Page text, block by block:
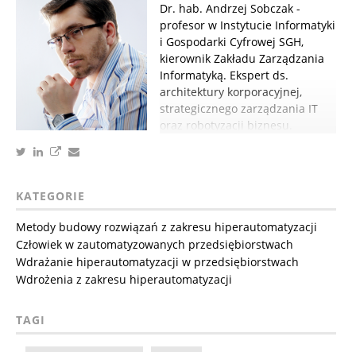
Dr. hab. Andrzej Sobczak -
profesor w Instytucie Informatyki
i Gospodarki Cyfrowej SGH,
kierownik Zakładu Zarządzania
Informatyką. Ekspert ds.
architektury korporacyjnej,
strategicznego zarządzania IT
oraz robotyzacji biznesu.
KATEGORIE
Metody budowy rozwiązań z zakresu hiperautomatyzacji
Człowiek w zautomatyzowanych przedsiębiorstwach
Wdrażanie hiperautomatyzacji w przedsiębiorstwach
Wdrożenia z zakresu hiperautomatyzacji
TAGI